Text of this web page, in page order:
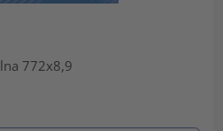
772x8,9